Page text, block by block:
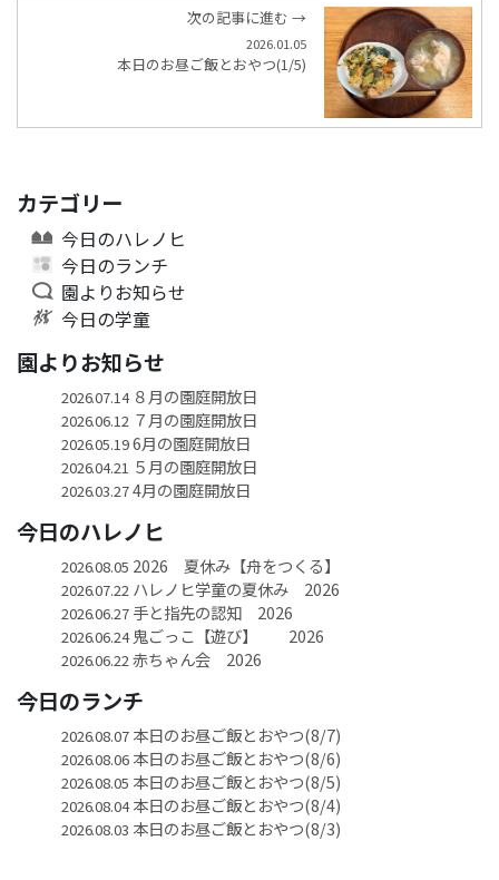
次の記事に進む →
2026.01.05
本日のお昼ご飯とおやつ(1/5)
カテゴリー
今日のハレノヒ
今日のランチ
園よりお知らせ
今日の学童
園よりお知らせ
2026.07.14８月の園庭開放日
2026.06.12７月の園庭開放日
2026.05.196月の園庭開放日
2026.04.21 ５月の園庭開放日
2026.03.274月の園庭開放日
今日のハレノヒ
2026.08.05 2026 夏休み【舟をつくる】
2026.07.22ハレノヒ学童の夏休み 2026
2026.06.27手と指先の認知 2026
2026.06.24鬼ごっこ【遊び】 2026
2026.06.22赤ちゃん会 2026
今日のランチ
2026.08.07本日のお昼ご飯とおやつ(8/7)
2026.08.06本日のお昼ご飯とおやつ(8/6)
2026.08.05 本日のお昼ご飯とおやつ(8/5)
2026.08.04本日のお昼ご飯とおやつ(8/4)
2026.08.03 本日のお昼ご飯とおやつ(8/3)